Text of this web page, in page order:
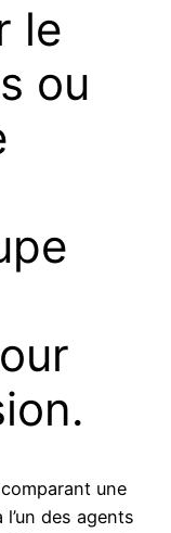
le
ou
une
des agents